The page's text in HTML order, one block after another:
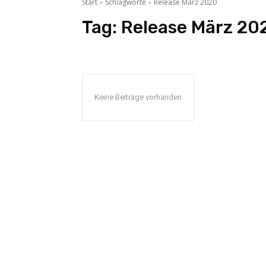
Start Schlagworte Release März 2020
Tag: Release März
Keine Beiträge vorhanden